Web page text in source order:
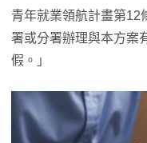
青年就業領航計畫第12
署或分署辦理與本方案
假。」